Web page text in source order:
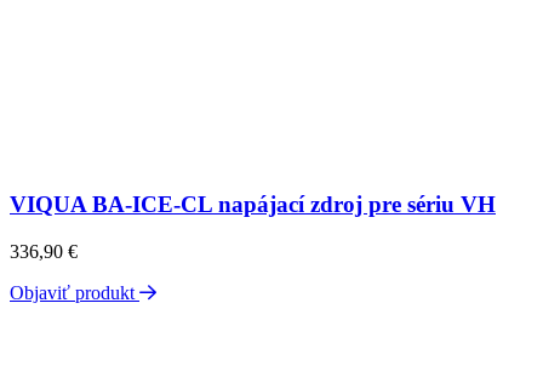
VIQUA BA-ICE-CL napájací zdroj pre sériu VH
336,90 €
Objaviť produkt